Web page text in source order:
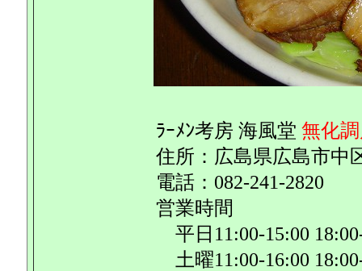
ﾗｰﾒﾝ考房 海風堂 無化
住所：広島県広島市中
電話：082-241-2820
営業時間
平日11:00-15:00
土曜11:00-16:00